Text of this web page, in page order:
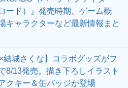
ード）』発売時期、ゲーム概
キャラクターなど最新情報まと
結城さくな】コラボグッズがフ
8/13発売。描き下ろしイラスト
クキー＆缶バッジが登場